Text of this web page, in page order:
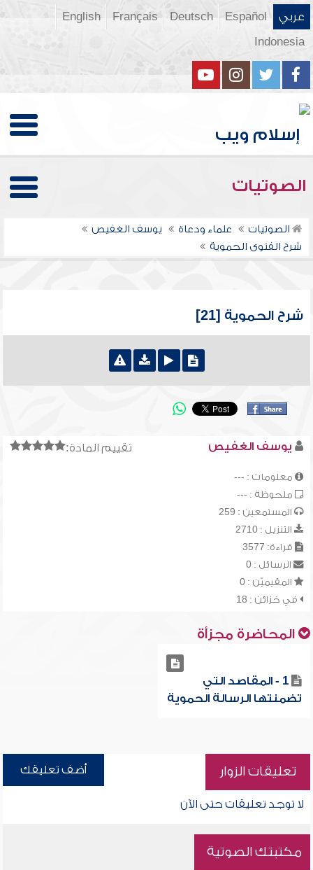
عربي Español
Deutsch
Français
English
Indonesia
الصوتيات
الصوتيات علماء ودعاة
يوسف الغفيص
شرح الفتوى الحموية
شرح الحموية [21]
تقييم المادة: يوسف الغفيص
معلومات : ---
ملحوظة : ---
المستمعين : 259
التنزيل : 2710
قراءة: 3577
الرسائل : 0
المقيميّن : 0
في خزائن : 18
المحاضرة مجزأة
1 - المقاصد التي
تضمنتها الرسالة الحموية
تعليقات الزوار أضف تعليقك
لا توجد تعليقات حتى الآن
مكتبتك الصوتية